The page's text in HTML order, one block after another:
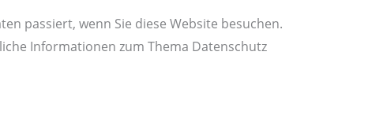
passiert, wenn Sie diese Website besuchen.
Informationen zum Thema Datenschutz